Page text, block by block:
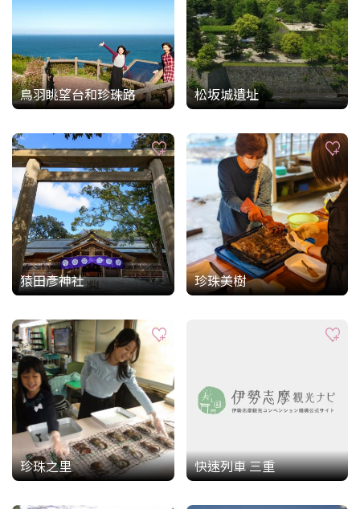
鳥羽眺望台和珍珠路 松坂城遺址
猿田彥神社 珍珠美樹
珍珠之里 快速列車 三重